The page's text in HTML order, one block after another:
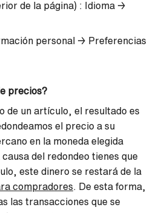
de la página) : Idioma →
personal → Preferencias
precios?
de un artículo, el resultado es
el precio a su
en la moneda elegida
del redondeo tienes que
este dinero se restará de la
compradores . De esta forma,
las transacciones que se